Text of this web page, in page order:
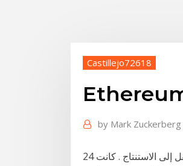
Castillejo72618
by Mark Zuckerberg
انتقل إلى الاستنتاج . كانت 24option أحد شركات الوساطة المعروفة جيداً في سوق الخيارات الثنائية وحالياً